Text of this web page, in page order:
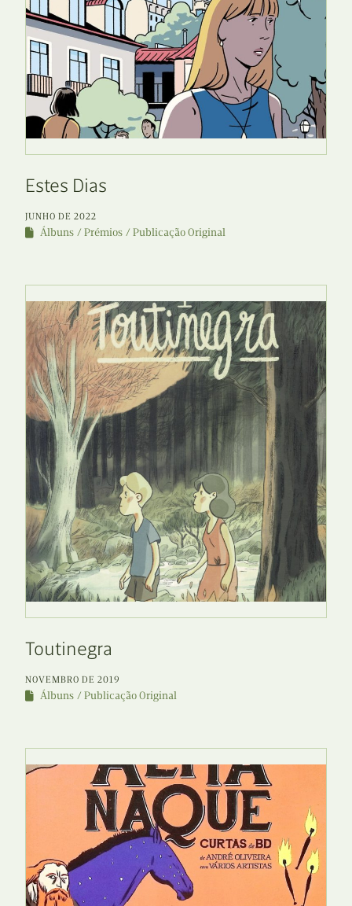
Estes Dias
JUNHO DE 2022
Álbuns Prémios Publicação Original
Toutinegra
NOVEMBRO DE 2019
Álbuns Publicação Original